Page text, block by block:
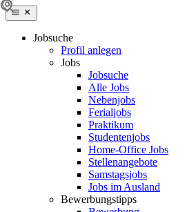
Jobsuche
Profil anlegen
Jobs
Jobsuche
Alle Jobs
Nebenjobs
Ferialjobs
Praktikum
Studentenjobs
Home-Office Jobs
Stellenangebote
Samstagsjobs
Jobs im Ausland
Bewerbungstipps